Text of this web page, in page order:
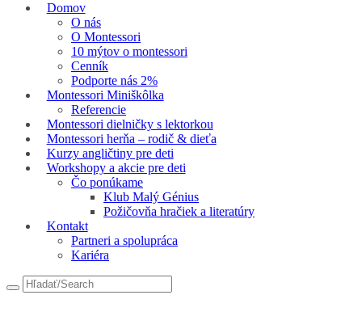
Domov
O nás
O Montessori
10 mýtov o montessori
Cenník
Podporte nás 2%
Montessori Miniškôlka
Referencie
Montessori dielničky s lektorkou
Montessori herňa – rodič & dieťa
Kurzy angličtiny pre deti
Workshopy a akcie pre deti
Čo ponúkame
Klub Malý Génius
Požičovňa hračiek a literatúry
Kontakt
Partneri a spolupráca
Kariéra